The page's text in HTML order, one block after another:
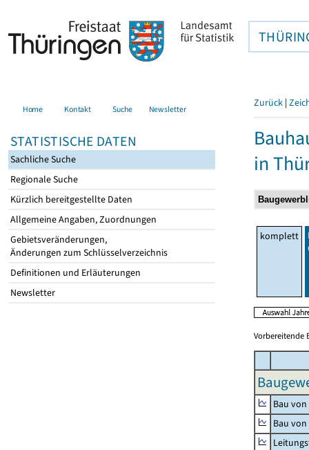
Home Kontakt Suche Newsletter
STATISTISCHE DATEN
Sachliche Suche
Regionale Suche
Kürzlich bereitgestellte Daten
Allgemeine Angaben, Zuordnungen
Gebietsveränderungen,
Änderungen zum Schlüsselverzeichnis
Definitionen und Erläuterungen
Newsletter
Zurück |
in
komplett
Vorbereitende
Bau
Bau